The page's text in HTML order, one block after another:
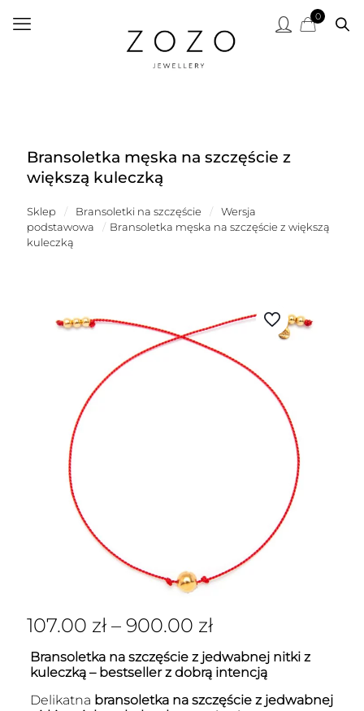
0
Bransoletka męska na szczęście z
większą kuleczką
Sklep / Bransoletki na szczęście /
Wersja
podstawowa
/ Bransoletka męska na szczęście z większą
kuleczką
107.00 zł – 900.00 zł
Bransoletka na szczęście z jedwabnej nitki z
kuleczką – bestseller z dobrą intencją
Delikatna bransoletka na szczęście z jedwabnej